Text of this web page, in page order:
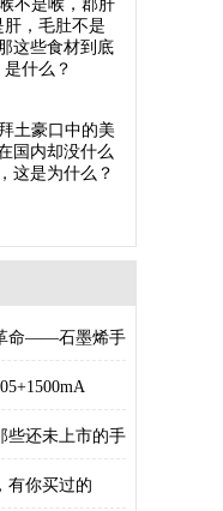
命——石墨烯手
些还未上市的手
有你买过的